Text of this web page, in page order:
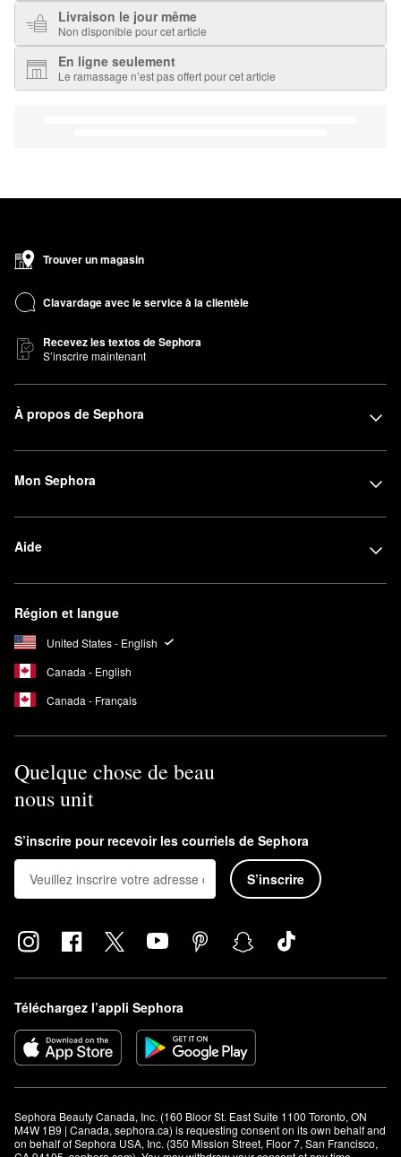
Livraison le jour même
Non disponible pour cet article
En ligne seulement
Le ramassage n’est pas offert pour cet article
Trouver un magasin
Clavardage avec le service à la clientèle
Recevez les textos de Sephora
S’inscrire maintenant
À propos de Sephora
Mon Sephora
Aide
Région et langue
United States - English
Canada - English
Canada - Français
Quelque chose de beau
nous unit
S’inscrire pour recevoir les courriels de Sephora
S’inscrire
Téléchargez l’appli Sephora
Sephora Beauty Canada, Inc. (160 Bloor St. East Suite 1100 Toronto, ON
M4W 1B9 | Canada, sephora.ca) is requesting consent on its own behalf and
on behalf of Sephora USA, Inc. (350 Mission Street, Floor 7, San Francisco,